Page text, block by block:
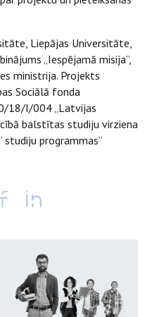
Liepājas Universitāte,
„Iespējamā misija”,
ministrija. Projekts
Sociālā fonda
18/I/004 „Latvijas
balstītas studiju virziena
programmas”